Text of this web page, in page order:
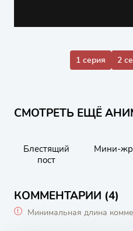
1 серия 2
СМОТРЕТЬ ЕЩЁ
Блестящий
пост
Мини-
КОММЕНТАРИИ (4)
Минимальная длина